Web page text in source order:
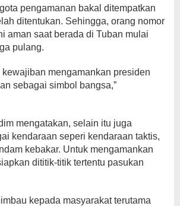
pengamanan bakal ditempatkan
ditentukan. Sehingga, orang nomor
aman saat berada di Tuban mulai
pulang.
kewajiban mengamankan presiden
sebagai simbol bangsa,”
mengatakan, selain itu juga
kendaraan seperi kendaraan taktis,
kebakar. Untuk mengamankan
dititik-titik tertentu pasukan
kepada masyarakat terutama